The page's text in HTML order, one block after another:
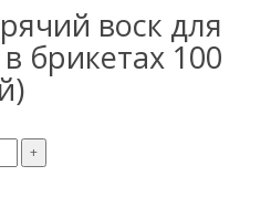
воск для
брикетах 100
+